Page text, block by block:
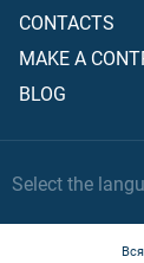
CONTACTS
MAKE A
BLOG
Select the